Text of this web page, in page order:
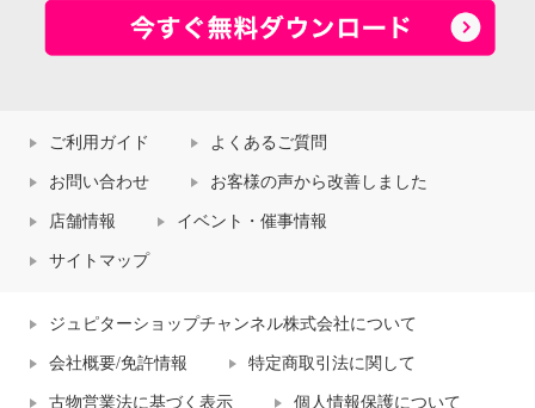
ご利用ガイド よくあるご質問
お問い合わせ お客様の声から改善しました
店舗情報 イベント・催事情報
サイトマップ
ジュピターショップチャンネル株式会社について
会社概要/免許情報 特定商取引法に関して
古物営業法に基づく表示 個人情報保護について